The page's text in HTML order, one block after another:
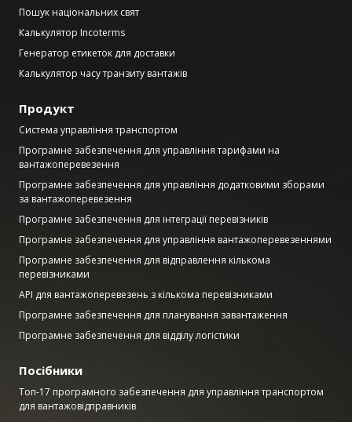
Пошук національних свят
Калькулятор Incoterms
Генератор етикеток для доставки
Калькулятор часу транзиту вантажів
Продукт
Система управління транспортом
Програмне забезпечення для управління тарифами на
вантажоперевезення
Програмне забезпечення для управління додатковими зборами
за вантажоперевезення
Програмне забезпечення для інтеграції перевізників
Програмне забезпечення для управління вантажоперевезеннями
Програмне забезпечення для відправлення кількома
перевізниками
API для вантажоперевезень з кількома перевізниками
Програмне забезпечення для планування завантаження
Програмне забезпечення для відділу логістики
Посібники
Топ-17 програмного забезпечення для управління транспортом
для вантажовідправників